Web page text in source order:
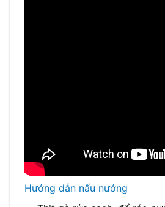
Hướng dẫn nấu nướng